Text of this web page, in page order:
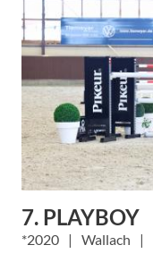
7. PLAYBOY
2020 Wallach